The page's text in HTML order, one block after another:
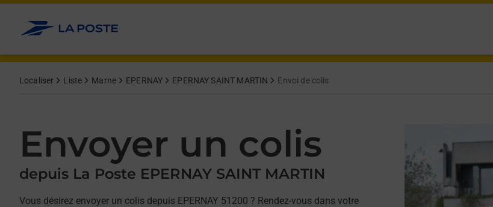
Allez au contenu
Localiser Liste Marne EPERNAY EPERNAY SAINT MARTIN Envoi de colis
Envoyer un colis
depuis La Poste EPERNAY SAINT MARTIN
Vous désirez envoyer un colis depuis EPERNAY 51200 ? Rendez-vous dans votre
Afficher ou masquer la réponse
Afficher ou masquer la réponse
Afficher ou masquer la réponse